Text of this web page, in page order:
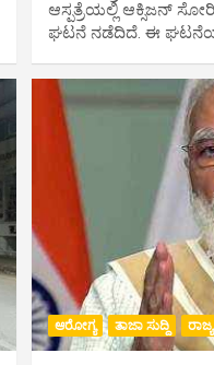
ಆಸ್ಪತ್ರೆಯಲ್ಲಿ ಆಕ್ಸಿಜನ್​
ಘಟನೆ ನಡೆದಿದೆ. ಈ
ಆರೋಗ್ಯ ತಾಜಾ ಸುದ್ದಿ ರಾಜ್ಯ